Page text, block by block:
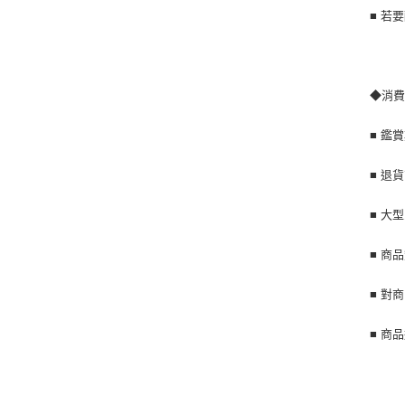
■ 若
◆消
■ 鑑
■ 退
■ 大
■ 商
■ 對
■ 商